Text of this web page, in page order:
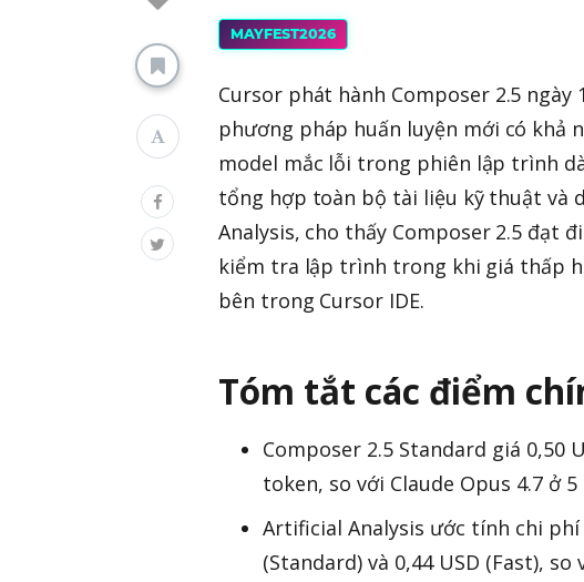
MAYFEST2026
Cursor phát hành Composer 2.5
phương pháp huấn luyện mới có khả
model mắc lỗi trong phiên lập trình
tổng hợp toàn bộ tài liệu kỹ thuật và
Analysis, cho thấy Composer 2.5 đạt
kiểm tra lập trình trong khi giá thấp
bên trong Cursor IDE.
Tóm tắt các điểm
Composer 2.5 Standard giá 0,50
token, so với Claude Opus 4.7 ở 5
Artificial Analysis ước tính chi phí
(Standard) và 0,44 USD (Fast), so